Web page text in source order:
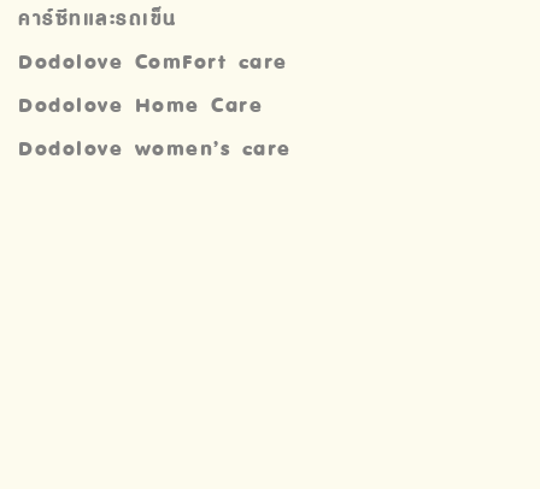
คาร์ซีทและรถเข็น
Dodolove ComFort care
Dodolove Home Care
Dodolove women’s care